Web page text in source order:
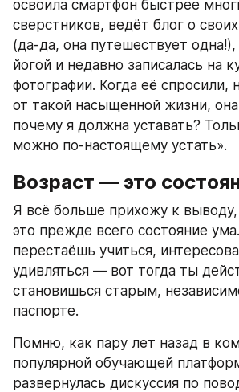
освоила смартфон быстрее
сверстников, ведёт блог о
(да-да, она путешествует
йогой и недавно записалась на
фотографии. Когда её спросили,
от такой насыщенной жизни,
почему я должна уставать?
можно по-настоящему устать».
Возраст — это
Я всё больше прихожу к
это прежде всего состояние
перестаёшь учиться,
удивляться — вот тогда ты
становишься старым,
паспорте.
Помню, как пару лет назад в
популярной обучающей
развернулась дискуссия по